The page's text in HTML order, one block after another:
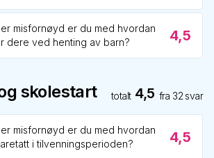
misfornøyd er du med hvordan
dere ved henting av barn?
4,5
skolestart totalt 4,5 fra 32 svar
misfornøyd er du med hvordan
i tilvenningsperioden?
4,5